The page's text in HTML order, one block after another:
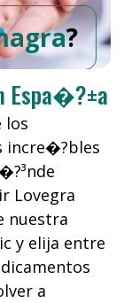
?
Espa�?±a
los
incre�?­bles
Lovegra
nuestra
y elija entre
a